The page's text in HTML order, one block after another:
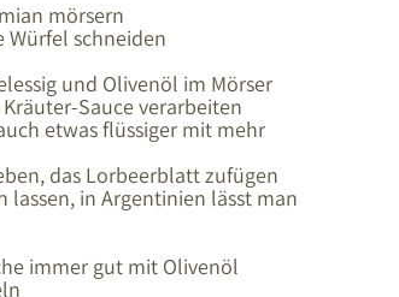
mörsern
schneiden
und Olivenöl im Mörser
Sauce verarbeiten
etwas flüssiger mit mehr
das Lorbeerblatt zufügen
lassen, in Argentinien lässt man
immer gut mit Olivenöl